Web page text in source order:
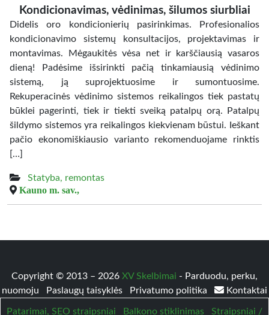
Kondicionavimas, vėdinimas, šilumos siurbliai
Didelis oro kondicionierių pasirinkimas. Profesionalios
kondicionavimo sistemų konsultacijos, projektavimas ir
montavimas. Mėgaukitės vėsa net ir karščiausią vasaros
dieną! Padėsime išsirinkti pačią tinkamiausią vėdinimo
sistemą, ją suprojektuosime ir sumontuosime.
Rekuperacinės vėdinimo sistemos reikalingos tiek pastatų
būklei pagerinti, tiek ir tiekti sveiką patalpų orą. Patalpų
šildymo sistemos yra reikalingos kiekvienam būstui. Ieškant
pačio ekonomiškiausio varianto rekomenduojame rinktis
[…]
Statyba, remontas
Kauno m. sav.,
Copyright © 2013 – 2026 XV Skelbimai - Parduodu, perku,
nuomoju
Paslaugų taisyklės Privatumo politika Kontaktai
Patarimai, SEO straipsniai Balkono stiklinimas Straipsniai /